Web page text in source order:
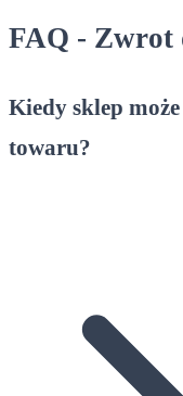
FAQ - Zwrot
Kiedy sklep
towaru?